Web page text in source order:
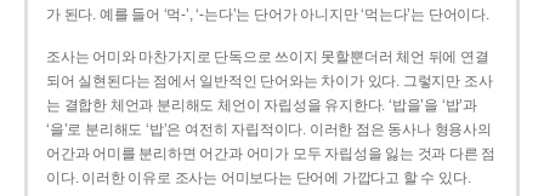
가 된다. 예를 들어 ‘먹-’, ‘-는다’는 단어가 아니지만 ‘먹는다’는 단어이다.
조사는 어미와 마찬가지로 단독으로 쓰이지 못할뿐더러 체언 뒤에 연결
되어 실현된다는 점에서 일반적인 단어와는 차이가 있다. 그렇지만 조사
는 결합한 체언과 분리해도 체언이 자립성을 유지한다. ‘밥을’을 ‘밥’과
‘을’로 분리해도 ‘밥’은 여전히 자립적이다. 이러한 점은 동사나 형용사의
어간과 어미를 분리하면 어간과 어미가 모두 자립성을 잃는 것과 다른 점
이다. 이러한 이유로 조사는 어미보다는 단어에 가깝다고 할 수 있다.